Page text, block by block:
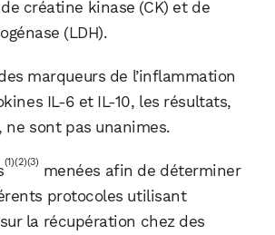
créatine kinase (CK) et de
(LDH).
marqueurs de l’inflammation
IL-6 et IL-10, les résultats,
ne sont pas unanimes.
(1)(2)(3) menées afin de déterminer
protocoles utilisant
la récupération chez des